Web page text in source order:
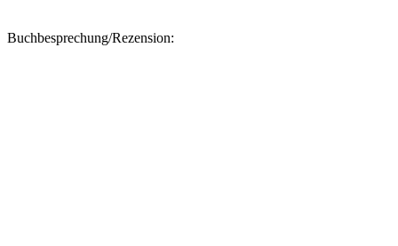
Buchbesprechung/Rezension: